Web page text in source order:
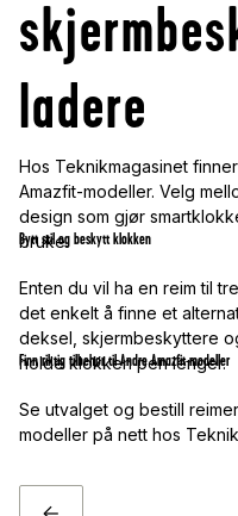
ladere
Hos Teknikmagasinet
Amazfit-modeller. Velg
design som gjør
bruke.
Bytt stil og beskytt klokken
Enten du vil ha en reim til
det enkelt å finne et
deksel, skjermbeskyttere
holde klokken pen lenger.
Finn riktig tilbehør til Andre Amazfit-modeller
Se utvalget og bestill
modeller på nett hos